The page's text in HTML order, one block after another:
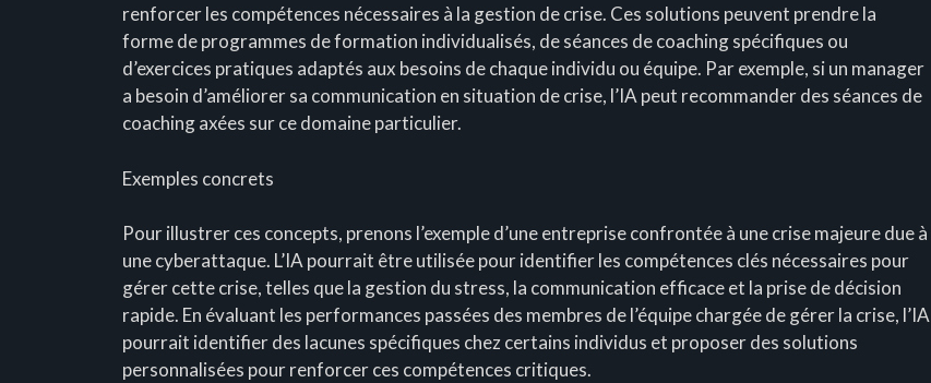
renforcer les compétences nécessaires à la gestion de crise. Ces solutions peuvent prendre la
forme de programmes de formation individualisés, de séances de coaching spécifiques ou
d’exercices pratiques adaptés aux besoins de chaque individu ou équipe. Par exemple, si un manager
a besoin d’améliorer sa communication en situation de crise, l’IA peut recommander des séances de
coaching axées sur ce domaine particulier.
Exemples concrets
Pour illustrer ces concepts, prenons l’exemple d’une entreprise confrontée à une crise majeure due à
une cyberattaque. L’IA pourrait être utilisée pour identifier les compétences clés nécessaires pour
gérer cette crise, telles que la gestion du stress, la communication efficace et la prise de décision
rapide. En évaluant les performances passées des membres de l’équipe chargée de gérer la crise, l’IA
pourrait identifier des lacunes spécifiques chez certains individus et proposer des solutions
personnalisées pour renforcer ces compétences critiques.